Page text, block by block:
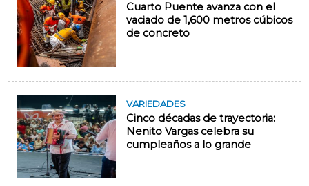
Cuarto Puente avanza con el
vaciado de 1,600 metros cúbicos
de concreto
VARIEDADES
Cinco décadas de trayectoria:
Nenito Vargas celebra su
cumpleaños a lo grande